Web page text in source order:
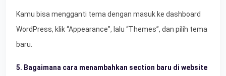
Kamu bisa mengganti tema dengan masuk ke dashboard
WordPress, klik “Appearance”, lalu “Themes”, dan pilih tema
baru.
5. Bagaimana cara menambahkan section baru di website